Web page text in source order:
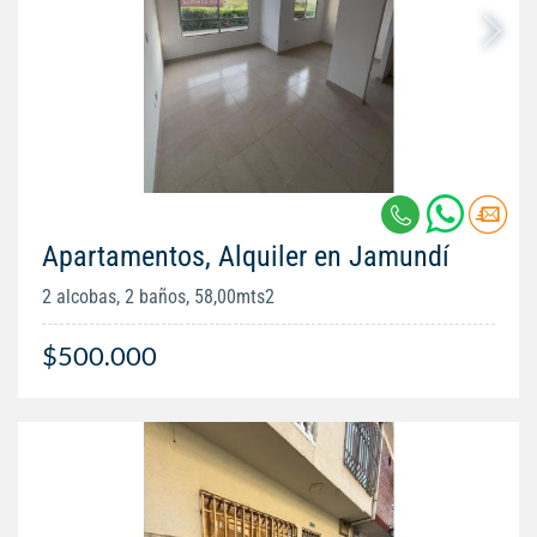
Apartamentos, Alquiler en Jamundí
2 alcobas, 2 baños, 58,00mts2
$500.000